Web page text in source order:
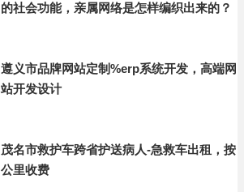
的社会功能，亲属网络是怎样编织出来的？
遵义市品牌网站定制%erp系统开发，高端网
站开发设计
茂名市救护车跨省护送病人-急救车出租，按
公里收费